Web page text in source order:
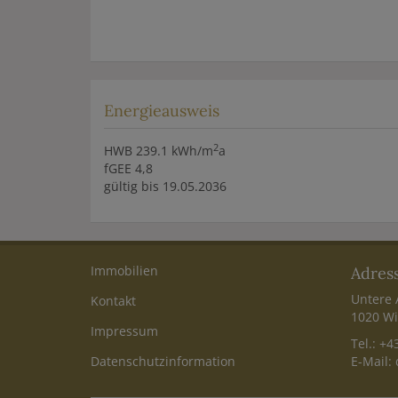
Energieausweis
HWB 239.1 kWh/m2a
fGEE 4,8
gültig bis 19.05.2036
Immobilien
Kontakt
Impressum
Datenschutzinformation
Untere
1020
Tel.:
E-Mail: